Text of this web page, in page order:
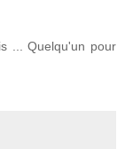
... Quelqu'un pour